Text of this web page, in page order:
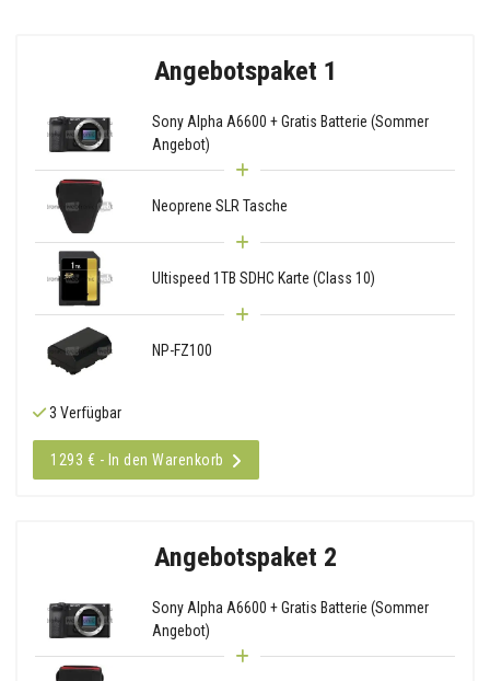
Angebotspaket 1
Sony Alpha A6600 + Gratis Batterie (Sommer
Angebot)
Neoprene SLR Tasche
Ultispeed 1TB SDHC Karte (Class 10)
NP-FZ100
3 Verfügbar
1293 € - In den Warenkorb
Angebotspaket 2
Sony Alpha A6600 + Gratis Batterie (Sommer
Angebot)